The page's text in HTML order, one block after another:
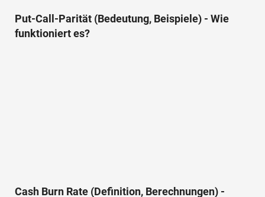
Put-Call-Parität (Bedeutung, Beispiele) - Wie
funktioniert es?
Cash Burn Rate (Definition, Berechnungen) -